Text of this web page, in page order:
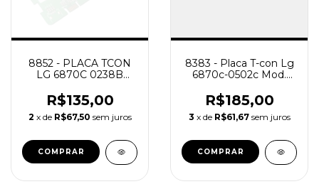
8852 - PLACA TCON
LG 6870C 0238B
R$135,00
2 x de R$67,50 sem juros
8383 - Placa T-con Lg
6870c-0502c Mod.
8500 55ub8500
R$185,00
3 x de R$61,67 sem juros